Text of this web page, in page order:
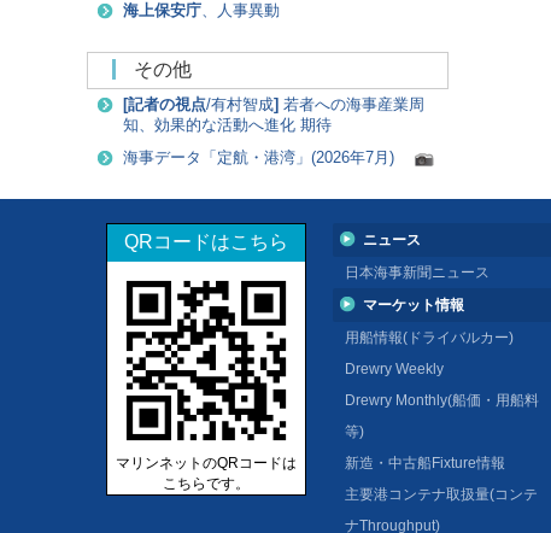
海上保安庁、人事異動
その他
[記者の視点/有村智成] 若者への海事産業周
知、効果的な活動へ進化 期待
海事データ「定航・港湾」(2026年7月)
QRコードはこちら
マリンネットのQRコードは
こちらです。
ニュース
日本海事新聞ニュース
マーケット情報
用船情報(ドライバルカー)
Drewry Weekly
Drewry Monthly(船価・用船料
等)
新造・中古船Fixture情報
主要港コンテナ取扱量(コンテ
ナThroughput)